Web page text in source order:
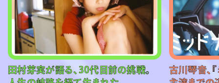
田村芽実が語る、30代目前の挑戦。
古川琴音、